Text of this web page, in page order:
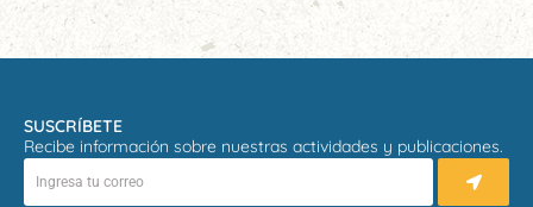
SUSCRÍBETE
Recibe información sobre nuestras actividades y publicaciones.